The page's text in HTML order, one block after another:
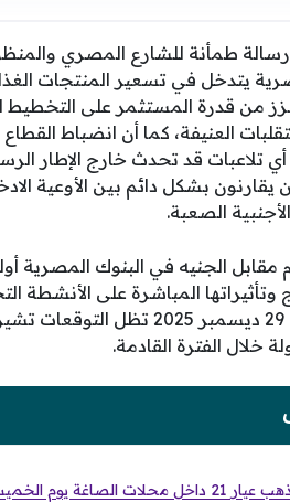
طمأنة للشارع المصري والمنظومة
يتدخل في تسعير المنتجات
من قدرة المستثمر على
العنيفة، كما أن انضباط
تلاعبات قد تحدث خارج الإطار
يقارنون بشكل دائم بين الأوعية
الصعبة.
مقابل الجنيه في البنوك المصرية
وتأثيراتها المباشرة على الأنشطة
مستويات متقاربة بنهاية يوم 29
خلال الفترة القادمة.
ومنتصف يناير